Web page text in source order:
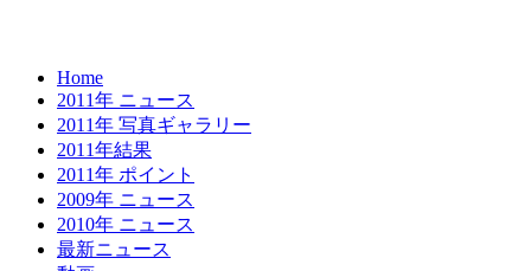
Home
2011年 ニュース
2011年 写真ギャラリー
2011年結果
2011年 ポイント
2009年 ニュース
2010年 ニュース
最新ニュース